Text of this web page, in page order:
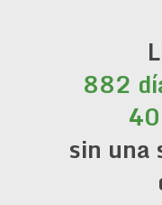
882
sin